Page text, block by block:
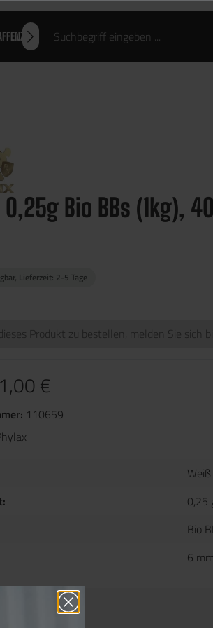
KLEIDUNG
0,25g Bio BBs (1kg),
Lieferzeit: 2-5 Tage
Produkt zu bestellen, melden Sie sich
€
110659
Weiß
0,25
Bio
6